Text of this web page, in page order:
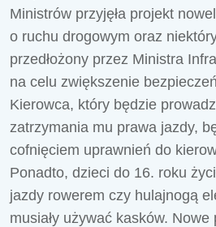
Ministrów przyjęła projekt
o ruchu drogowym oraz
przedłożony przez Ministra
na celu zwiększenie
Kierowca, który będzie
zatrzymania mu prawa jazdy,
cofnięciem uprawnień do
Ponadto, dzieci do 16. roku
jazdy rowerem czy hulajnogą
musiały używać kasków.